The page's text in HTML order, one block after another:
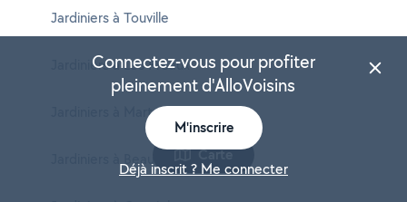
Jardiniers à Touville
Jardiniers à Les Préaux
Jardiniers à Martagny
Jardiniers à Beaubray Carte
Connectez-vous pour profiter
pleinement d'AlloVoisins
M'inscrire
Déjà inscrit ? Me connecter